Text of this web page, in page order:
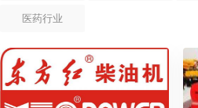
医药行业